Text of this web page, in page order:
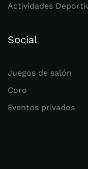
Actividades
Social
Juegos de salón
Coro
Eventos privados